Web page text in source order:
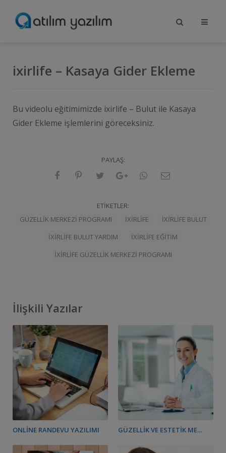
ixirlife – Kasaya Gider Ekleme
Bu videolu eğitimimizde ixirlife – Bulut ile Kasaya
Gider Ekleme işlemlerini göreceksiniz.
PAYLAŞ:
ETIKETLER:
GÜZELLIK MERKEZI PROGRAMI
IXIRLIFE
IXIRLIFE BULUT
IXIRLIFE BULUT YARDIM
IXIRLIFE EĞITIM
IXIRLIFE GÜZELLIK MERKEZI PROGRAMI
İlişkili Yazılar
ONLINE RANDEVU YAZILIMI GÜZELLIK VE ESTETIK ME...